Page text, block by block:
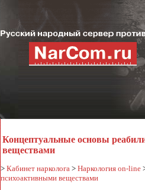
Концептуальные основы
веществами
> Кабинет нарколога > Наркология on-line
психоактивными веществами